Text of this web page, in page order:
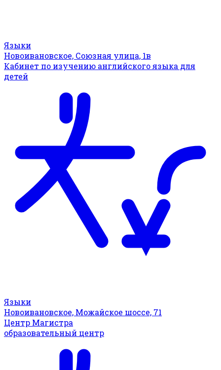
Языки
Новоивановское, Союзная улица, 1в
Кабинет по изучению английского языка для
детей
Языки
Новоивановское, Можайское шоссе, 71
Центр Магистра
образовательный центр